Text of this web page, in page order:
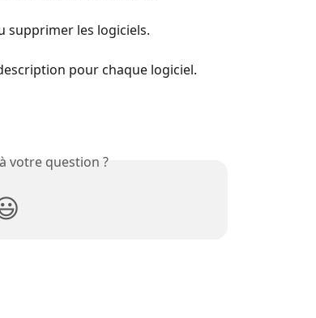
supprimer les logiciels.
pour chaque logiciel.
votre question ?